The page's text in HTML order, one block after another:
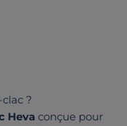
?
Heva conçue pour